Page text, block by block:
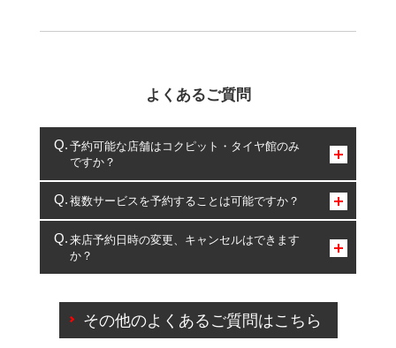
よくあるご質問
予約可能な店舗はコクピット・タイヤ館のみ
ですか？
コクピット・タイヤ館のみとなります。
複数サービスを予約することは可能ですか？
複数サービスのご予約は可能です。
一部の商品・サービスの組み合わせに限り、同時にご予約が
出来ないものもございます。
来店予約日時の変更、キャンセルはできます
か？
ご来店予約日の3営業日前を過ぎている場合のご予約
の日時変更につきましては、直接ご予約の店舗まで
その他のよくあるご質問はこちら